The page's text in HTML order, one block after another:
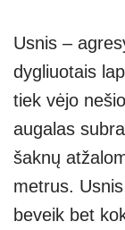
Usnis –
dygliuotais
tiek vėjo
augalas
šaknų
metrus.
beveik bet